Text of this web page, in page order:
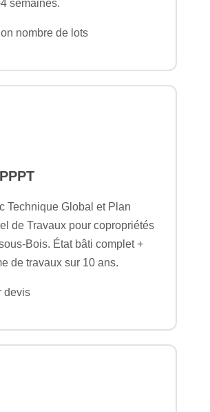
semaines.
nombre de lots
Technique Global et Plan
de Travaux pour copropriétés
Bois. État bâti complet +
de travaux sur 10 ans.
devis